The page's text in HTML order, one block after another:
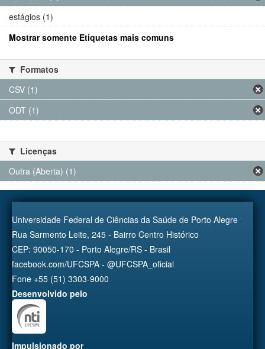
estágios (1)
Mostrar somente Etiquetas mais comuns
Formatos
CSV (1)
ODT (1)
Licenças
Outra (Aberta) (1)
Universidade Federal de Ciências da Saúde de Porto Alegre
Rua Sarmento Leite, 245 - Bairro Centro Histórico
CEP: 90050-170 - Porto Alegre/RS - Brasil
facebook.com/UFCSPA - @UFCSPA_oficial
Fone +55 (51) 3303-9000
Desenvolvido pelo
Impulsionado por